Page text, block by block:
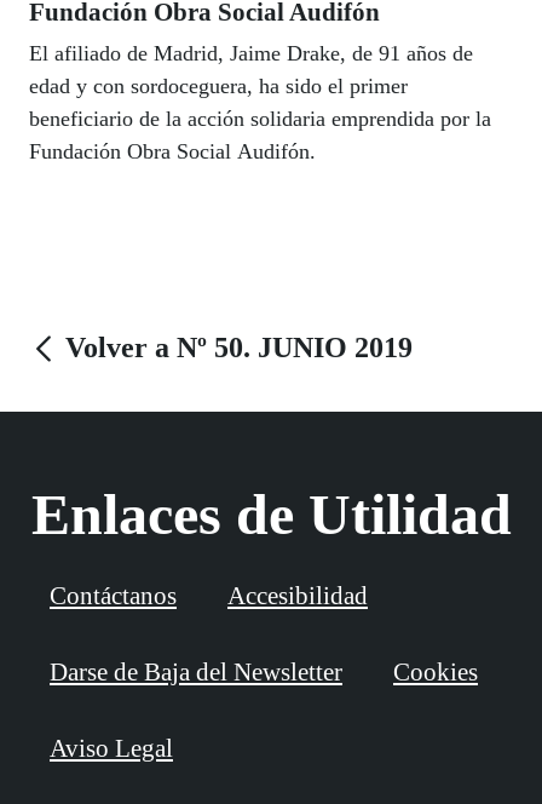
Fundación Obra Social Audifón
El afiliado de Madrid, Jaime Drake, de 91 años de
edad y con sordoceguera, ha sido el primer
beneficiario de la acción solidaria emprendida por la
Fundación Obra Social Audifón.
Volver a Nº 50. JUNIO 2019
Enlaces de Utilidad
Contáctanos Accesibilidad
Darse de Baja del Newsletter Cookies
Aviso Legal